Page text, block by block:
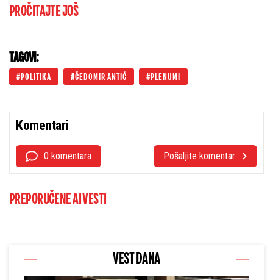
PROČITAJTE JOŠ
TAGOVI:
POLITIKA ČEDOMIR ANTIĆ PLENUMI
Komentari
0 komentara Pošaljite komentar
PREPORUČENE AI VESTI
VEST DANA